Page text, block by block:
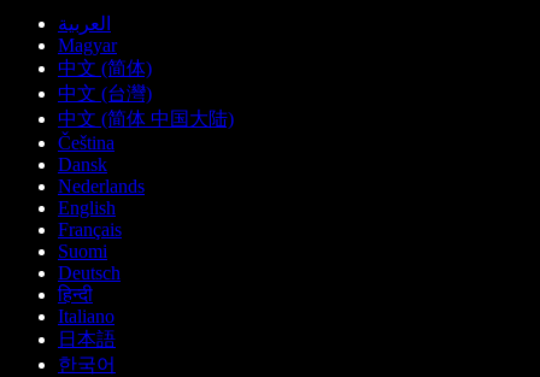
العربية
Magyar
中文 (简体)
中文 (台灣)
中文 (简体 中国大陆)
Čeština
Dansk
Nederlands
English
Français
Suomi
Deutsch
हिन्दी
Italiano
日本語
한국어